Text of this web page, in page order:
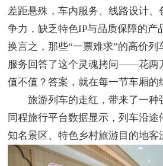
差距悬殊，车内服务、线路设计、
争力，缺乏特色IP与品质保障的产
换言之，那些“一票难求”的高价列
服务回答了这个灵魂拷问——花两
值不值？答案，就在每一节车厢的
旅游列车的走红，带来了一种强
同程旅行平台数据显示，列车沿途
知名景区、特色乡村旅游目的地客